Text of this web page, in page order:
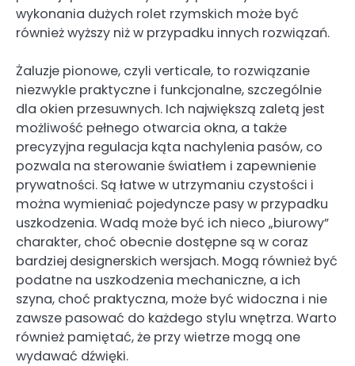
wykonania dużych rolet rzymskich może być
również wyższy niż w przypadku innych rozwiązań.
Żaluzje pionowe, czyli verticale, to rozwiązanie
niezwykle praktyczne i funkcjonalne, szczególnie
dla okien przesuwnych. Ich największą zaletą jest
możliwość pełnego otwarcia okna, a także
precyzyjna regulacja kąta nachylenia pasów, co
pozwala na sterowanie światłem i zapewnienie
prywatności. Są łatwe w utrzymaniu czystości i
można wymieniać pojedyncze pasy w przypadku
uszkodzenia. Wadą może być ich nieco „biurowy”
charakter, choć obecnie dostępne są w coraz
bardziej designerskich wersjach. Mogą również być
podatne na uszkodzenia mechaniczne, a ich
szyna, choć praktyczna, może być widoczna i nie
zawsze pasować do każdego stylu wnętrza. Warto
również pamiętać, że przy wietrze mogą one
wydawać dźwięki.